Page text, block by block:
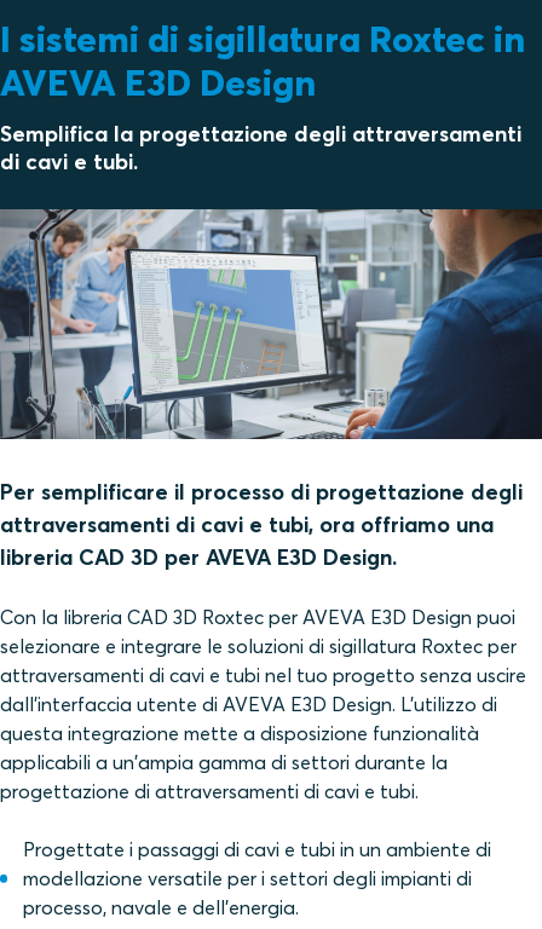
I sistemi di sigillatura Roxtec in
AVEVA E3D Design
Semplifica la progettazione degli attraversamenti
di cavi e tubi.
Per semplificare il processo di progettazione degli
attraversamenti di cavi e tubi, ora offriamo una
libreria CAD 3D per AVEVA E3D Design.
Con la libreria CAD 3D Roxtec per AVEVA E3D Design puoi
selezionare e integrare le soluzioni di sigillatura Roxtec per
attraversamenti di cavi e tubi nel tuo progetto senza uscire
dall'interfaccia utente di AVEVA E3D Design. L'utilizzo di
questa integrazione mette a disposizione funzionalità
applicabili a un'ampia gamma di settori durante la
progettazione di attraversamenti di cavi e tubi.
Progettate i passaggi di cavi e tubi in un ambiente di
modellazione versatile per i settori degli impianti di
processo, navale e dell'energia.